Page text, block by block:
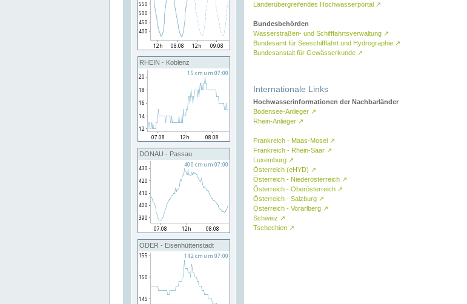
RHEIN - Koblenz
DONAU - Passau
ODER - Eisenhüttenstadt
Länderübergreifendes Hochwasserportal ↗
Bundesbehörden
Wasserstraßen- und Schifffahrtsverwaltung ↗
Bundesamt für Seeschifffahrt und Hydrographie ↗
Bundesanstalt für Gewässerkunde ↗
Internationale Links
Hochwasserinformationen der Nachbarländer
Bodensee-Anlieger ↗
Rhein-Anlieger ↗
Frankreich - Maas-Mosel ↗
Frankreich - Rhein-Saar ↗
Luxemburg ↗
Österreich (eHYD) ↗
Österreich - Niederösterreich ↗
Österreich - Oberösterreich ↗
Österreich - Salzburg ↗
Österreich - Vorarlberg ↗
Schweiz ↗
Tschechien ↗